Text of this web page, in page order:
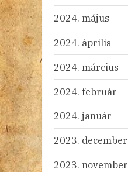
2024. május
2024. április
2024. március
2024. február
2024. január
2023. december
2023. november